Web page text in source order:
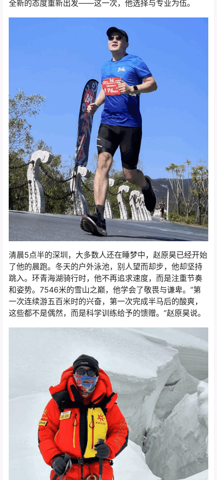
全新的态度重新出发——这一次，他选择与专业为伍。
清晨5点半的深圳，大多数人还在睡梦中，赵原昊已经开始
了他的晨跑。冬天的户外泳池，别人望而却步，他却坚持
跳入。环青海湖骑行时，他不再追求速度，而是注重节奏
和姿势。7546米的雪山之巅，他学会了敬畏与谦卑。”第
一次连续游五百米时的兴奋，第一次完成半马后的酸爽，
这些都不是偶然，而是科学训练给予的馈赠。”赵原昊说。